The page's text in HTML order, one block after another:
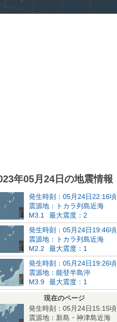
年05月24日の地震情報
発生時刻：05月24日22:16頃
震源地：トカラ列島近海
M3.1
最大震度：2
発生時刻：05月24日19:46頃
震源地：トカラ列島近海
M2.2
最大震度：1
発生時刻：05月24日19:26頃
震源地：能登半島沖
M3.9
最大震度：1
現在のページ
発生時刻：05月24日15:15頃
震源地：新島・神津島近海